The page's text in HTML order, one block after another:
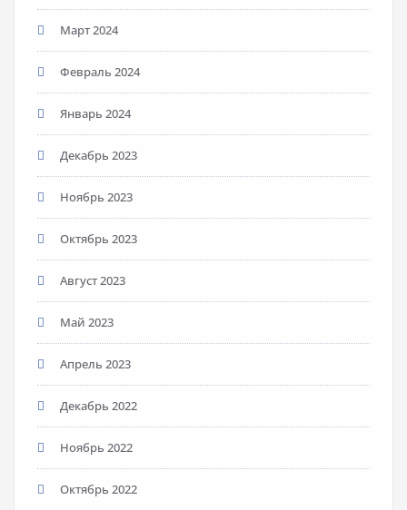
Март 2024
Февраль 2024
Январь 2024
Декабрь 2023
Ноябрь 2023
Октябрь 2023
Август 2023
Май 2023
Апрель 2023
Декабрь 2022
Ноябрь 2022
Октябрь 2022